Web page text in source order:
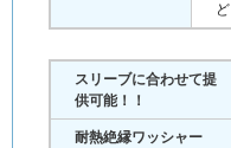
ど
スリーブに合わせて提
供可能！！
耐熱絶縁ワッシャー